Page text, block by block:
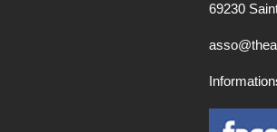
69230